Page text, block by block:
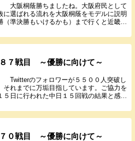
大阪桐蔭勝ちましたね。大阪府民として
選ばれる流れを大阪桐蔭をモデルに説明
（準決勝もいけるかも）まで行くと近畿ブ
７戦目 ～優勝に向けて～
Twitterのフォロワーが５５００人突破し
それまでに万垢目指しています。ご協力を
日に行われた中日１５回戦の結果と感想
０戦目 ～優勝に向けて～